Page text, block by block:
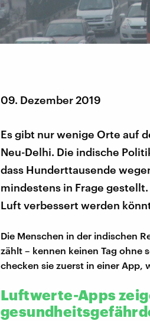
09. Dezember 2019
Es gibt nur wenige Orte auf
Neu-Delhi. Die indische
dass Hunderttausende
mindestens in Frage
Luft verbessert werden
Die Menschen in der indischen
zählt – kennen keinen Tag ohne
checken sie zuerst in einer
Luftwerte-Apps